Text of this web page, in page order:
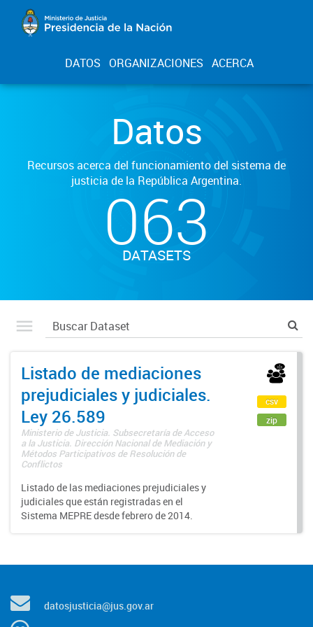
DATOS ORGANIZACIONES ACERCA
Datos
Recursos acerca del funcionamiento del sistema de
justicia de la República Argentina.
063
DATASETS
Listado de mediaciones
prejudiciales y judiciales.
Ley 26.589
Ministerio de Justicia. Subsecretaría de Acceso
a la Justicia. Dirección Nacional de Mediación y
Métodos Participativos de Resolución de
Conflictos
Listado de las mediaciones prejudiciales y
judiciales que están registradas en el
Sistema MEPRE desde febrero de 2014.
csv
zip
datosjusticia@jus.gov.ar